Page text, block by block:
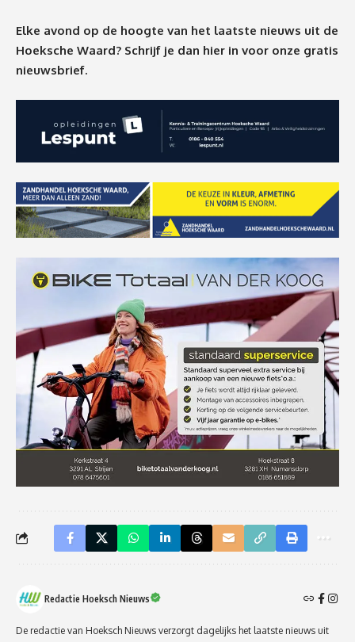
Elke avond op de hoogte van het laatste nieuws uit de
Hoeksche Waard? Schrijf je dan hier in voor onze gratis
nieuwsbrief.
Redactie Hoeksch Nieuws
De redactie van Hoeksch Nieuws verzorgt dagelijks het laatste nieuws uit